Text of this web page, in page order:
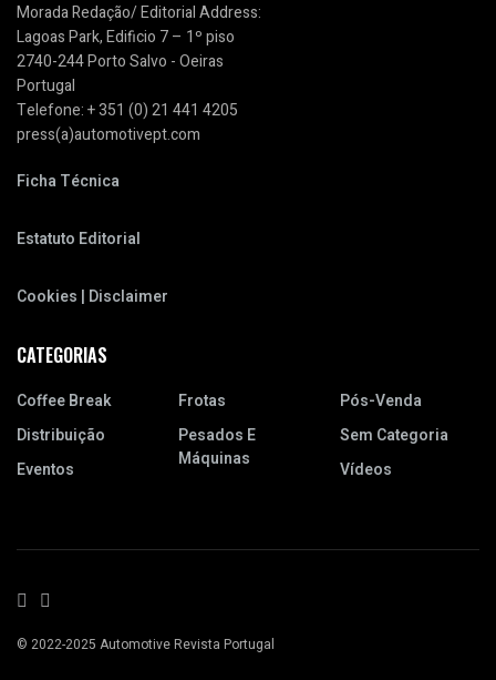
Morada Redação/ Editorial Address:
Lagoas Park, Edificio 7 – 1º piso
2740-244 Porto Salvo - Oeiras
Portugal
Telefone: + 351 (0) 21 441 4205
press(a)automotivept.com
Ficha Técnica
Estatuto Editorial
Cookies | Disclaimer
CATEGORIAS
Coffee Break
Distribuição
Eventos
Frotas
Pesados E
Máquinas
Pós-Venda
Sem Categoria
Vídeos
© 2022-2025 Automotive Revista Portugal